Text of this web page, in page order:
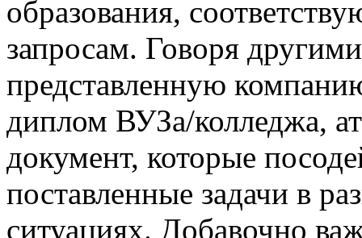
образования,
запросам. Говоря
представленную
диплом ВУЗа/колледжа,
документ, которые
поставленные задачи в
ситуациях. Добавочно